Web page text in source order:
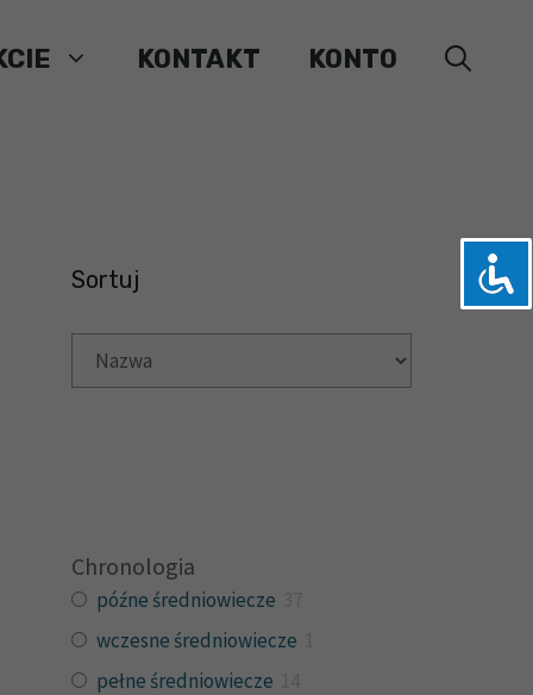
KONTAKT KONTO
Sortuj
Chronologia
późne średniowiecze
wczesne średniowiecze
pełne średniowiecze